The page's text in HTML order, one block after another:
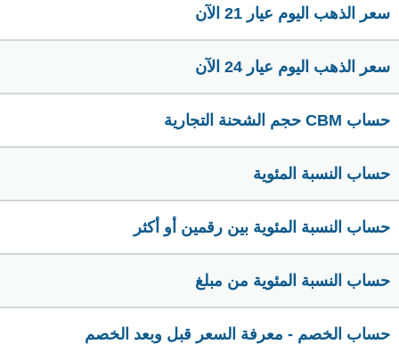
سعر الذهب اليوم عيار 21 الآن
سعر الذهب اليوم عيار 24 الآن
حساب CBM حجم الشحنة التجارية
حساب النسبة المئوية
حساب النسبة المئوية بين رقمين أو أكثر
حساب النسبة المئوية من مبلغ
حساب الخصم - معرفة السعر قبل وبعد الخصم